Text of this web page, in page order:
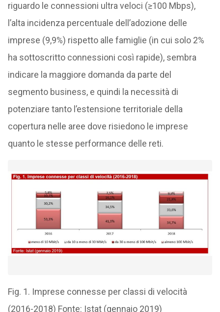
riguardo le connessioni ultra veloci (≥100 Mbps),
l’alta incidenza percentuale dell’adozione delle
imprese (9,9%) rispetto alle famiglie (in cui solo 2%
ha sottoscritto connessioni così rapide), sembra
indicare la maggiore domanda da parte del
segmento business, e quindi la necessità di
potenziare tanto l’estensione territoriale della
copertura nelle aree dove risiedono le imprese
quanto le stesse performance delle reti.
Fig. 1. Imprese connesse per classi di velocità
(2016-2018) Fonte: Istat (gennaio 2019)